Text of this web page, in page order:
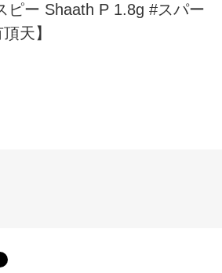
ピー Shaath P 1.8g #スパー
天】